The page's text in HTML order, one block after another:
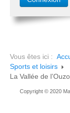
Vous êtes ici :
Sports et loisirs
La Vallée de
Copyright © 2020